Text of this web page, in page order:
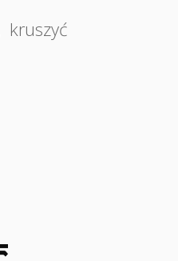
kruszyć